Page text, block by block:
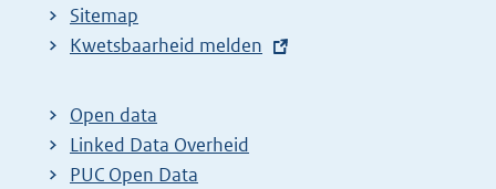
Sitemap
E
t
e
r
Kwetsbaarheid melden
Open data
Linked Data Overheid
PUC Open Data